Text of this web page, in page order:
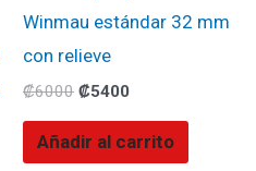
Winmau estándar 32 mm
con relieve
₡6000 ₡5400
Añadir al carrito